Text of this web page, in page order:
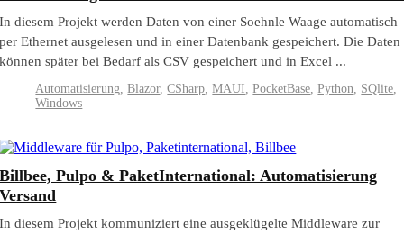
In diesem Projekt werden Daten von einer Soehnle Waage automatisch
per Ethernet ausgelesen und in einer Datenbank gespeichert. Die Daten
können später bei Bedarf als CSV gespeichert und in Excel ...
Automatisierung,Blazor,CSharp,MAUI,PocketBase,Python, SQlite,
Windows
Billbee, Pulpo & PaketInternational: Automatisierung
Versand
In diesem Projekt kommuniziert eine ausgeklügelte Middleware zur